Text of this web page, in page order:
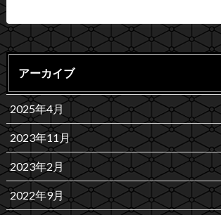
アーカイブ
2025年4月
2023年11月
2023年2月
2022年9月